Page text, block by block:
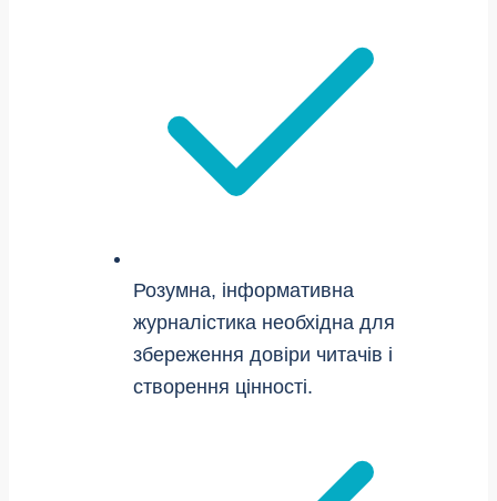
Розумна, інформативна
журналістика необхідна для
збереження довіри читачів і
створення цінності.